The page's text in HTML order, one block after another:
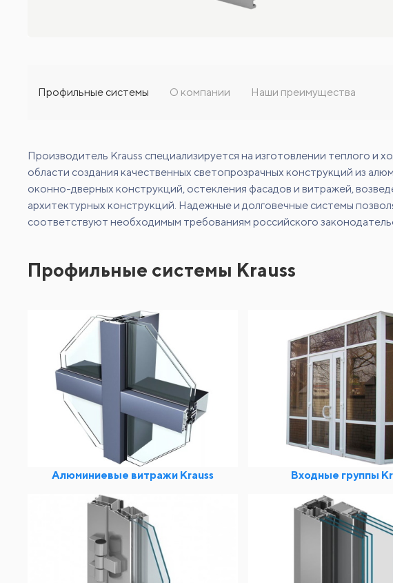
Профильные системы О компании Наши преимущества
Производитель Krauss специализируется на изготовлении теплого и
области создания качественных светопрозрачных конструкций из
оконно-дверных конструкций, остекления фасадов и витражей,
архитектурных конструкций. Надежные и долговечные системы
соответствуют необходимым требованиям российского
Профильные системы Krauss
Алюминиевые витражи Krauss Входные группы